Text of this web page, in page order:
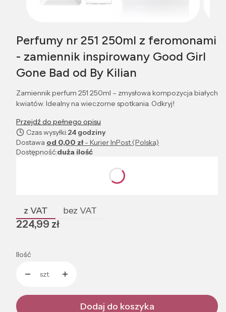
Perfumy nr 251 250ml z feromonami
- zamiennik inspirowany Good Girl
Gone Bad od By Kilian
Zamiennik perfum 251 250ml – zmysłowa kompozycja białych
kwiatów. Idealny na wieczorne spotkania. Odkryj!
Przejdź do pełnego opisu
Czas wysyłki:24 godziny
Dostawa od 0,00 zł- Kurier InPost (Polska)
Dostępność:duża ilość
Poszczególne warianty mogą różnić się ceną
z VAT bez VAT
Cena
224,99 zł
Ilość
szt.
Dodaj do koszyka